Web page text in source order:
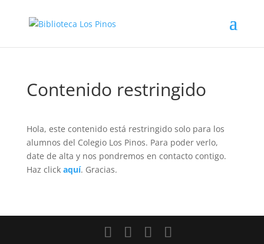
Contenido restringido
Hola, este contenido está restringido solo para los
alumnos del Colegio Los Pinos. Para poder verlo,
date de alta y nos pondremos en contacto contigo.
Haz click aquí. Gracias.